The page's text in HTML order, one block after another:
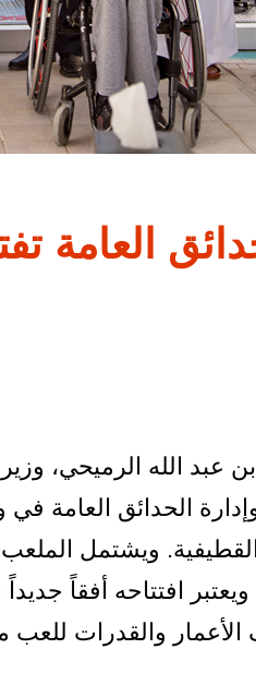
العامة
الله الرميحي، وزير
الحدائق العامة
ويشتمل
افتتاحه أفقاً
والقدرات للعب